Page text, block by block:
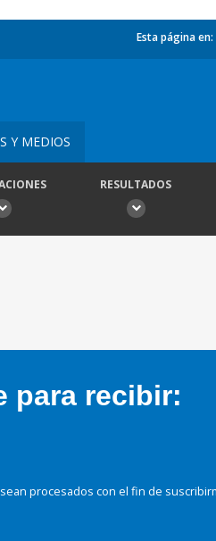
Esta página en:
Y MEDIOS
RESULTADOS
para recibir:
procesados con el fin de